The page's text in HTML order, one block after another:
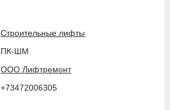
Строительные лифты
ПК-ШМ
ООО Лифтремонт
+73472006305